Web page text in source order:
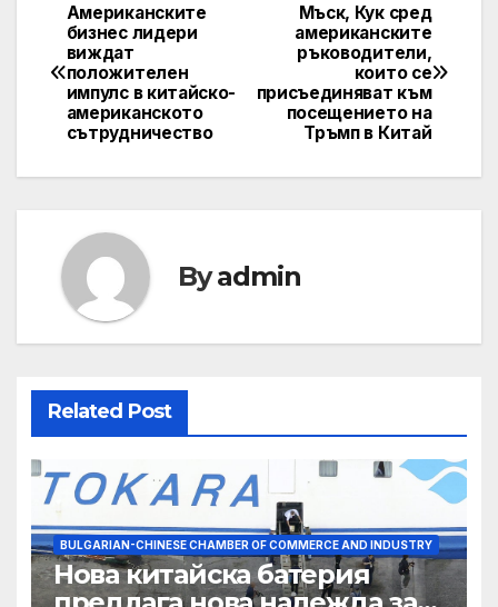
Post
navigation
Мъск, Кук сред
американските
ръководители,
които се
присъединяват към
посещението на
Тръмп в Китай
Американските
бизнес лидери
виждат
положителен
импулс в китайско-
американското
сътрудничество
Byadmin
Related Post
BULGARIAN-CHINESE CHAMBER OF COMMERCE AND INDUSTRY
Нова китайска батерия